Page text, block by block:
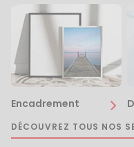
Encadrement
DÉCOUVREZ TOUS NOS